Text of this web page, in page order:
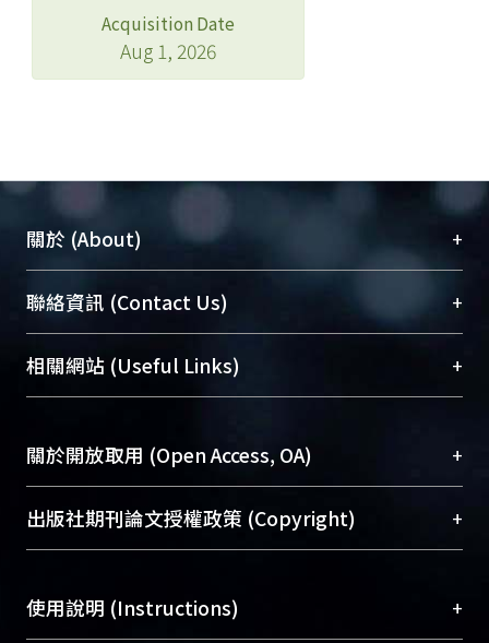
Acquisition Date
Aug 1, 2026
關於 (About) +
臺大位居世界頂尖大學之列，為永久珍藏及向國際
展現本校豐碩的研究成果及學術能量，圖書館整合
機構典藏（NTUR）與學術庫（AH）不同功能平
台，成為臺大學術典藏NTU scholars。期能整合研
成果。
To permanently archive and promote researcher
profiles and scholarly works, Library integrates the
services of “NTU Repository” with “Academic
聯絡資訊 (Contact Us) +
總館學科館員(Main Library)
醫學圖書館學科館員(Medical Library)
Sciences Library)
相關網站 (Useful Links) +
關於開放取用 (Open Access, OA) +
開放取用是從使用者角度提升資訊取用性的社會運
動，應用在學術研究上是透過將研究著作公開供使
用逐年攀升。同時可加速研究發展、提升研究影響
出版社期刊論文授權政策 (Copyright) +
含部分內容的版權非匯入者所有，或由第三方贊
助與合作完成，請確認該版權所有者及第三方同
使用說明 (Instructions) +